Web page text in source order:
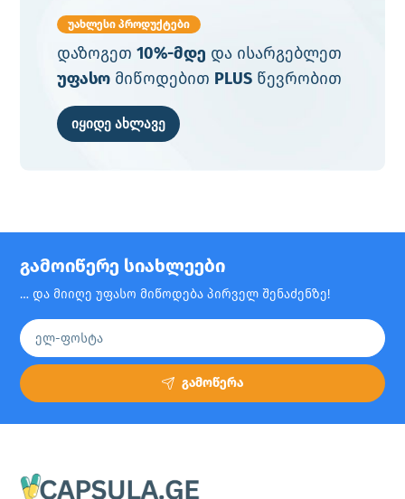
უახლესი პროდუქტები
დაზოგეთ 10%-მდე და ისარგებლეთ
უფასომიწოდებით PLUSწევრობით
იყიდე ახლავე
გამოიწერე სიახლეები
… და მიიღე უფასო მიწოდება პირველ შენაძენზე!
გამოწერა